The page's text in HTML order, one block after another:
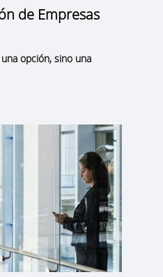
de Empresas
opción, sino una